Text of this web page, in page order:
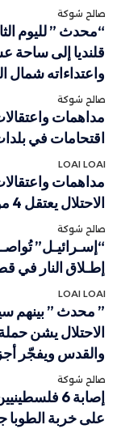
صالح شوكة
“محدث ” لليوم
قلنديا إلى
واعتداءاته شمال
صالح شوكة
مداهمات
اقتحامات في
LOAI LOAI
مداهمات
الاحتلال يعتقل 4 مواطنين بينهم سيدة
صالح شوكة
“إسـرائيـل”
إطـلاق النار في
LOAI LOAI
” محدث ” بينهم
الاحتلال يشن
والقدس ويفجّر
صالح شوكة
إصابة 6
على خربة الطوبا